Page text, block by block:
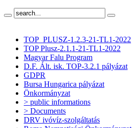
TOP_PLUSZ-1.2.3-21-TL1-2022
TOP Plusz-2.1.1-21-TL1-2022
Magyar Falu Program
D.F. Ált. isk. TOP-3.2.1 pályázat
GDPR
Bursa Hungarica pályázat
Önkormányzat
> public informations
> Documents
DRV ivóvíz-szolgáltatás